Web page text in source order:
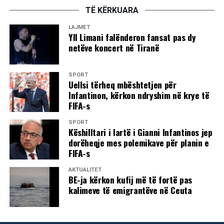
Prishtinës dhe të viseve të tjera shqiptare. Në ceremoninë
7 gusht 1995
Forcat kroate asgjësuan republikën e vetëshpallur
serbe në Krainë
Zyrtarët e Kroacisë deklaruan sot se u asgjësua e
ashtuquajtura republikë serbe në Krainë në Kroaci.
Mediumet e huaja njoftuan se sot në mëngjes u çlirua edhe
Glina, vendi i fundit që kishte mbetur në duart e
kryengritësve serbë në Kroaci.
TË KËRKUARA
LAJMET
Yll Limani falënderon fansat pas dy
netëve koncert në Tiranë
SPORT
Uellsi tërheq mbështetjen për
Infantinon, kërkon ndryshim në krye të
FIFA-s
SPORT
Këshilltari i lartë i Gianni Infantinos jep
dorëheqje mes polemikave për planin e
FIFA-s
AKTUALITET
BE-ja kërkon kufij më të fortë pas
kalimeve të emigrantëve në Ceuta